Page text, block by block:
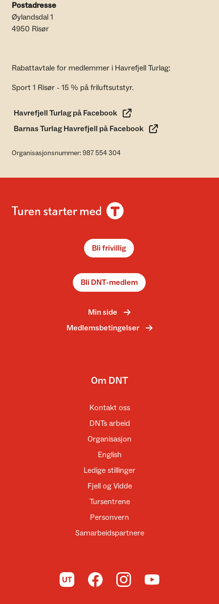
Postadresse
Øylandsdal 1
4950 Risør
Rabattavtale for medlemmer i Havrefjell Turlag:
Sport 1 Risør - 15 % på friluftsutstyr.
Havrefjell Turlag på Facebook
Barnas Turlag Havrefjell på Facebook
Organisasjonsnummer: 987 554 304
Bli frivillig
Bli DNT-medlem
Min side
Medlemsbetingelser
Om DNT
Kontakt oss
DNTs arbeid
Organisasjon
English
Ledige stillinger
Fjell og Vidde
Tursentrene
Personvern
Samarbeidspartnere
Til UT.no Til DNT på Facebook
Til DNT på Instagram
Til DNT på YouTube